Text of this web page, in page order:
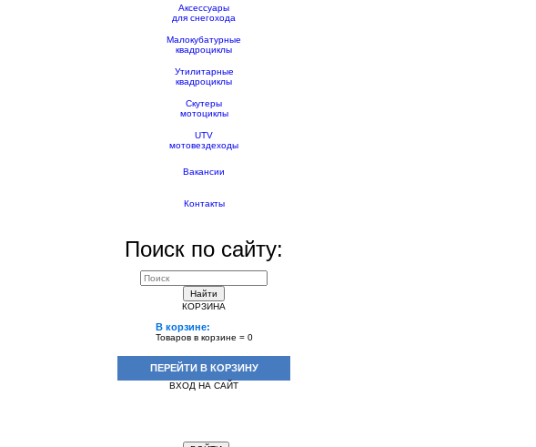
Аксессуары
для снегохода
Малокубатурные
квадроциклы
Утилитарные
квадроциклы
Скутеры
мотоциклы
UTV
мотовездеходы
Вакансии
Контакты
Поиск по сайту:
Найти
КОРЗИНА
В корзине:
Товаров в корзине = 0
ПЕРЕЙТИ В КОРЗИНУ
ВХОД НА САЙТ